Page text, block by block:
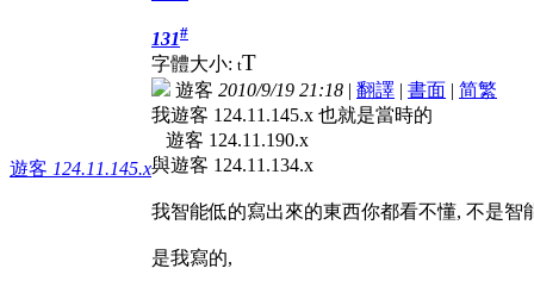
遊客 124.11.145.x
131#
字體大小: tT
遊客 2010/9/19 21:18 | 翻譯 | 書面 | 简繁
我遊客 124.11.145.x 也就是當時的
遊客 124.11.190.x
與遊客 124.11.134.x
我智能低的寫出來的東西你都看不懂, 不是智
是我寫的,